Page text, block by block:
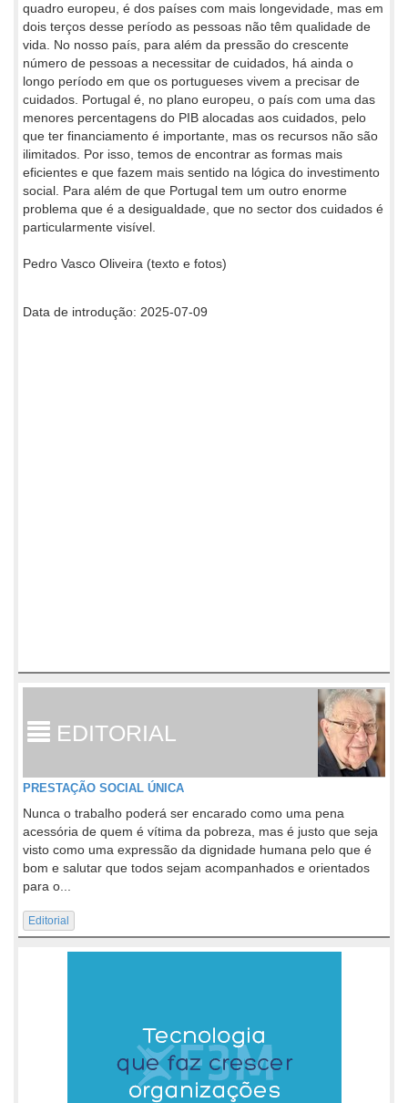
quadro europeu, é dos países com mais longevidade, mas em
dois terços desse período as pessoas não têm qualidade de
vida. No nosso país, para além da pressão do crescente
número de pessoas a necessitar de cuidados, há ainda o
longo período em que os portugueses vivem a precisar de
cuidados. Portugal é, no plano europeu, o país com uma das
menores percentagens do PIB alocadas aos cuidados, pelo
que ter financiamento é importante, mas os recursos não são
ilimitados. Por isso, temos de encontrar as formas mais
eficientes e que fazem mais sentido na lógica do investimento
social. Para além de que Portugal tem um outro enorme
problema que é a desigualdade, que no sector dos cuidados é
particularmente visível.
Pedro Vasco Oliveira (texto e fotos)
Data de introdução: 2025-07-09
EDITORIAL
PRESTAÇÃO SOCIAL ÚNICA
Nunca o trabalho poderá ser encarado como uma pena
acessória de quem é vítima da pobreza, mas é justo que seja
visto como uma expressão da dignidade humana pelo que é
bom e salutar que todos sejam acompanhados e orientados
para o...
Editorial